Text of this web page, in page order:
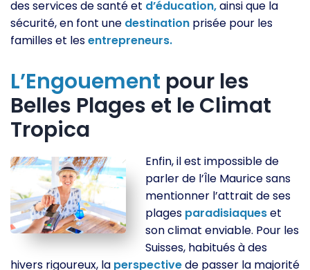
des services de santé et d’éducation,ainsi que la
sécurité, en font une destination prisée pour les
familles et lesentrepreneurs.
L’Engouement pour les
Belles Plages et le Climat
Tropica
Enfin, il est impossible de
parler de l’Île Maurice sans
mentionner l’attrait de ses
plages paradisiaqueset
son climat enviable. Pour les
Suisses, habitués à des
hivers rigoureux, la perspectivede passer la majorité